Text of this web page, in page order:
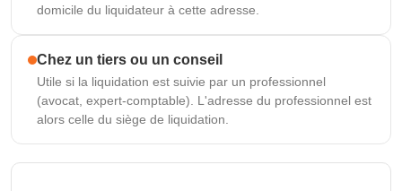
domicile du liquidateur à cette adresse.
Chez un tiers ou un conseil
Utile si la liquidation est suivie par un professionnel
(avocat, expert-comptable). L'adresse du professionnel est
alors celle du siège de liquidation.